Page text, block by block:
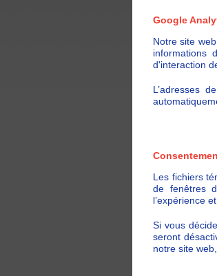
Google
Notre site
informations
d'interaction
L’adresses
Les fichiers
de fenêtres
l’expérience
Si vous
seront
notre site web,